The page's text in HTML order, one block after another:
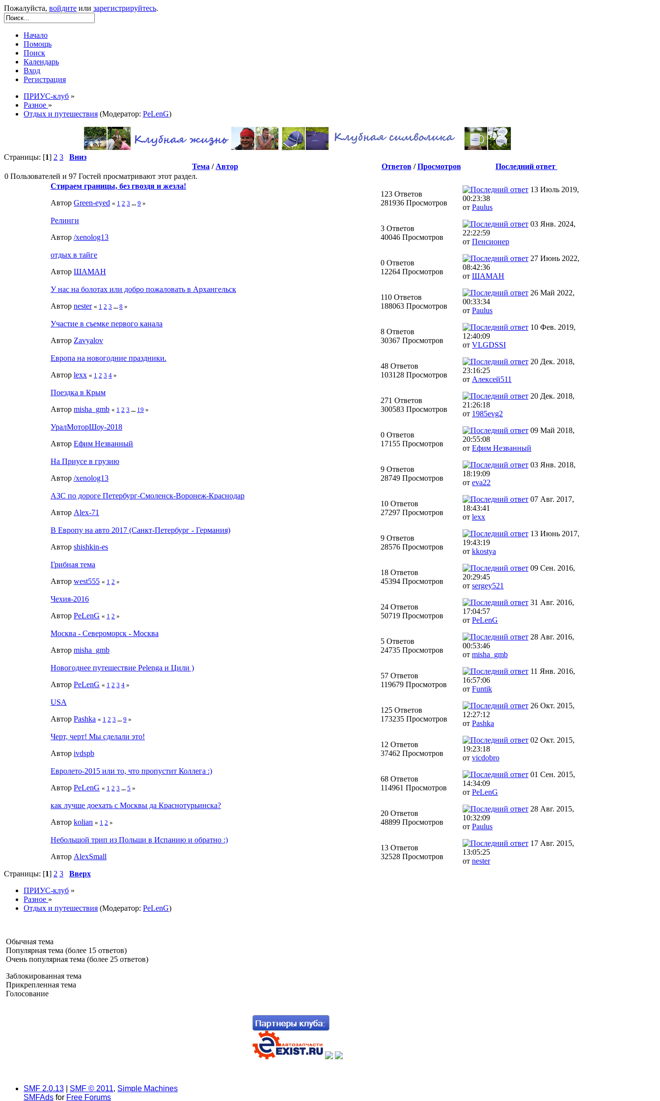
Пожалуйста, войдите или зарегистрируйтесь.
Начало
Помощь
Поиск
Календарь
Вход
Регистрация
ПРИУС-клуб »
Разное »
Отдых и путешествия (Модератор: PeLenG)
Страницы: [1] 2 3
Вниз
Тема / Автор Ответов/Просмотров
Последний ответ
0 Пользователей и 97 Гостей просматривают этот раздел.
Стираем границы, без гвоздя и жезла!
Автор Green-eyed « 1 2 3 ... 9 »
123 Ответов
281936 Просмотров
13 Июль 2019,
00:23:38
от Paulus
Релинги
Автор /xenolog13
3 Ответов
40046 Просмотров
03 Янв. 2024,
22:22:59
от Пенсионер
отдых в тайге
Автор ШАМАН
0 Ответов
12264 Просмотров
27 Июнь 2022,
08:42:36
от ШАМАН
У нас на болотах или добро пожаловать в Архангельск
Автор nester « 1 2 3 ... 8 »
110 Ответов
188063 Просмотров
26 Май 2022,
00:33:34
от Paulus
Участие в съемке первого канала
Автор Zavyalov
8 Ответов
30367 Просмотров
10 Фев. 2019,
12:40:09
от VLGDSSI
Европа на новогодние праздники.
Автор lexx « 1 2 3 4 »
48 Ответов
103128 Просмотров
20 Дек. 2018,
23:16:25
от Алексей511
Поездка в Крым
Автор misha_gmb « 1 2 3 ... 19 »
271 Ответов
300583 Просмотров
20 Дек. 2018,
21:26:18
от 1985evg2
УралМоторШоу-2018
Автор Ефим Незванный
0 Ответов
17155 Просмотров
09 Май 2018,
20:55:08
от Ефим Незванный
На Приусе в грузию
Автор /xenolog13
9 Ответов
28749 Просмотров
03 Янв. 2018,
18:19:09
от eva22
АЗС по дороге Петербург-Смоленск-Воронеж-Краснодар
Автор Alex-71
10 Ответов
27297 Просмотров
07 Авг. 2017,
18:43:41
от lexx
В Европу на авто 2017 (Санкт-Петербург - Германия)
Автор shishkin-es
9 Ответов
28576 Просмотров
13 Июнь 2017,
19:43:19
от kkostya
Грибная тема
Автор west555 « 1 2 »
18 Ответов
45394 Просмотров
09 Сен. 2016,
20:29:45
от sergey521
Чехия-2016
Автор PeLenG « 1 2 »
24 Ответов
50719 Просмотров
31 Авг. 2016,
17:04:57
от PeLenG
Москва - Североморск - Москва
Автор misha_gmb
5 Ответов
24735 Просмотров
28 Авг. 2016,
00:53:46
от misha_gmb
Новогоднее путешествие Pelenga и Цили )
Автор PeLenG « 1 2 3 4 »
57 Ответов
119679 Просмотров
11 Янв. 2016,
16:57:06
от Funtik
USA
Автор Pashka « 1 2 3 ... 9 »
125 Ответов
173235 Просмотров
26 Окт. 2015,
12:27:12
от Pashka
Черт, черт! Мы сделали это!
Автор ivdspb
12 Ответов
37462 Просмотров
02 Окт. 2015,
19:23:18
от vicdobro
Евролето-2015 или то, что пропустит Коллега :)
Автор PeLenG « 1 2 3 ... 5 »
68 Ответов
114961 Просмотров
01 Сен. 2015,
14:34:09
от PeLenG
как лучше доехать с Москвы да Краснотурьинска?
Автор kolian « 1 2 »
20 Ответов
48899 Просмотров
28 Авг. 2015,
10:32:09
от Paulus
Небольшой трип из Польши в Испанию и обратно :)
Автор AlexSmall
13 Ответов
32528 Просмотров
17 Авг. 2015,
13:05:25
от nester
Страницы: [1] 2 3
Вверх
ПРИУС-клуб »
Разное »
Отдых и путешествия (Модератор: PeLenG)
Обычная тема
Популярная тема (более 15 ответов)
Очень популярная тема (более 25 ответов)
Заблокированная тема
Прикрепленная тема
Голосование
SMF 2.0.13 SMF © 2011, Simple Machines
SMFAds for Free Forums